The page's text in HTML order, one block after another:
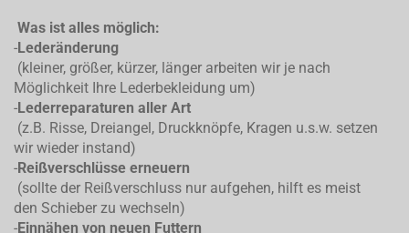
Was ist alles möglich:
-Lederänderung
(kleiner, größer, kürzer, länger arbeiten wir je nach
Möglichkeit Ihre Lederbekleidung um)
-Lederreparaturen aller Art
(z.B. Risse, Dreiangel, Druckknöpfe, Kragen u.s.w. setzen
wir wieder instand)
-Reißverschlüsse erneuern
(sollte der Reißverschluss nur aufgehen, hilft es meist
den Schieber zu wechseln)
-Einnähen von neuen Futtern